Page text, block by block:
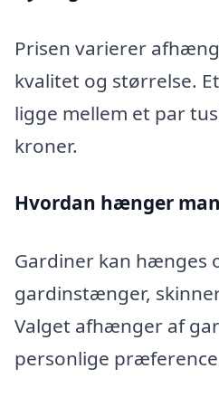
Prisen varierer
kvalitet og størrelse.
ligge mellem et par
kroner.
Hvordan hænger
Gardiner kan hænges
gardinstænger,
Valget afhænger af
personlige